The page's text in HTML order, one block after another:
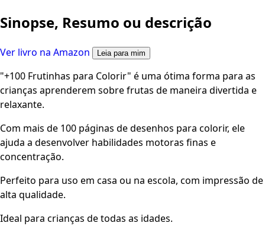
Sinopse, Resumo ou descrição
Ver livro na Amazon Leia para mim
"+100 Frutinhas para Colorir" é uma ótima forma para as
crianças aprenderem sobre frutas de maneira divertida e
relaxante.
Com mais de 100 páginas de desenhos para colorir, ele
ajuda a desenvolver habilidades motoras finas e
concentração.
Perfeito para uso em casa ou na escola, com impressão de
alta qualidade.
Ideal para crianças de todas as idades.